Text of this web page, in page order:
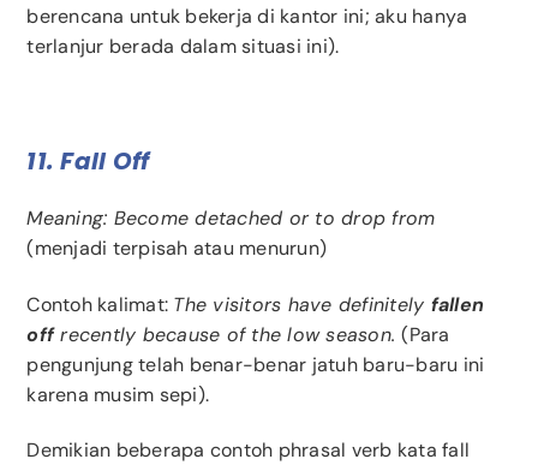
berencana untuk bekerja di kantor ini; aku hanya
terlanjur berada dalam situasi ini).
11. Fall Off
Meaning: Become detached or to drop from
(menjadi terpisah atau menurun)
Contoh kalimat: The visitors have definitely fallen
offrecently because of the low season.(Para
pengunjung telah benar-benar jatuh baru-baru ini
karena musim sepi).
Demikian beberapa contoh phrasal verb kata fall